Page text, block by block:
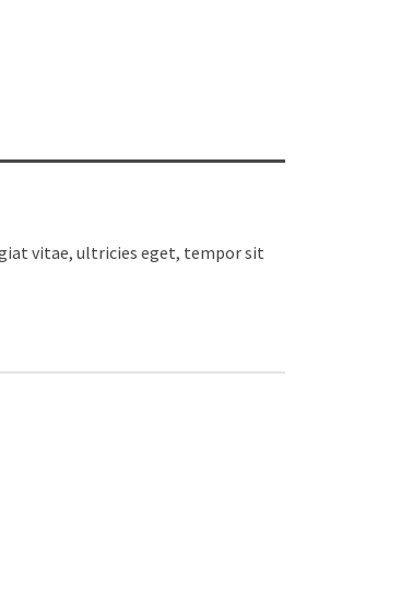
vitae, ultricies eget, tempor sit